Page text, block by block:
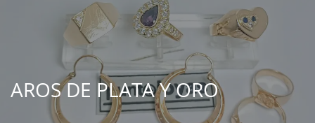
AROS DE PLATA Y ORO